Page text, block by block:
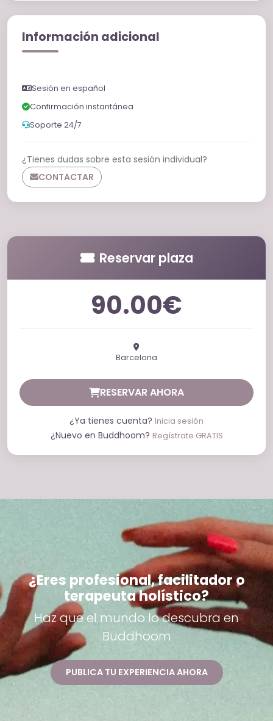
Información adicional
Sesión en español
Confirmación instantánea
Soporte 24/7
¿Tienes dudas sobre esta sesión individual?
CONTACTAR
Reservar plaza
90.00€
Barcelona
RESERVAR AHORA
¿Ya tienes cuenta? Inicia sesión
¿Nuevo en Buddhoom? Regístrate GRATIS
¿Eres profesional, facilitador o
terapeuta holístico?
Haz que el mundo lo descubra en
Buddhoom
PUBLICA TU EXPERIENCIA AHORA